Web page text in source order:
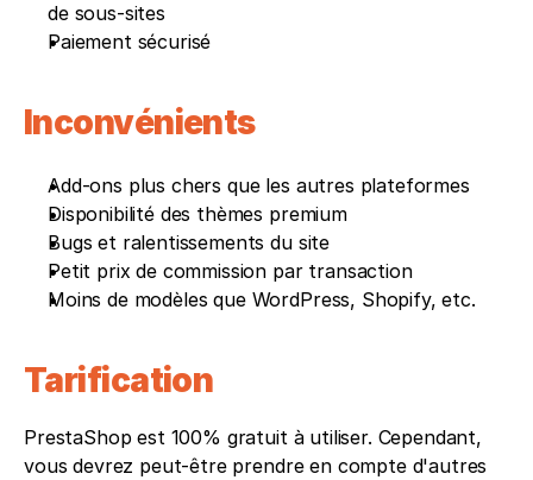
de sous-sites
Paiement sécurisé
Inconvénients
Add-ons plus chers que les autres plateformes
Disponibilité des thèmes premium
Bugs et ralentissements du site
Petit prix de commission par transaction
Moins de modèles que WordPress, Shopify, etc.
Tarification
PrestaShop est 100% gratuit à utiliser. Cependant,
vous devrez peut-être prendre en compte d'autres